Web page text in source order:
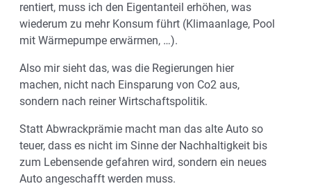
rentiert, muss ich den Eigentanteil erhöhen, was
wiederum zu mehr Konsum führt (Klimaanlage, Pool
mit Wärmepumpe erwärmen, …).
Also mir sieht das, was die Regierungen hier
machen, nicht nach Einsparung von Co2 aus,
sondern nach reiner Wirtschaftspolitik.
Statt Abwrackprämie macht man das alte Auto so
teuer, dass es nicht im Sinne der Nachhaltigkeit bis
zum Lebensende gefahren wird, sondern ein neues
Auto angeschafft werden muss.